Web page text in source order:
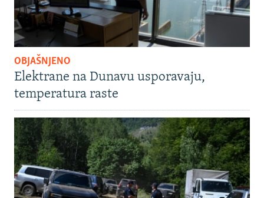
OBJAŠNJENO
Elektrane na Dunavu usporavaju,
temperatura raste